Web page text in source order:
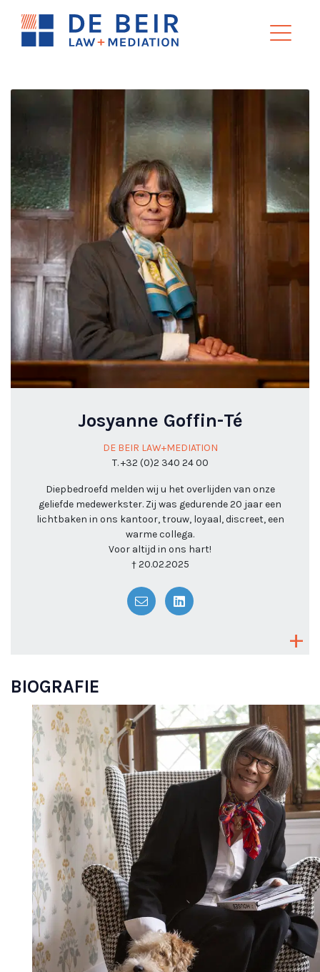
Josyanne Goffin-Té
DE BEIR LAW+MEDIATION
T. +32 (0)2 340 24 00
Diepbedroefd melden wij u het overlijden van onze
geliefde medewerkster. Zij was gedurende 20 jaar een
lichtbaken in ons kantoor, trouw, loyaal, discreet, een
warme collega.
Voor altijd in ons hart!
† 20.02.2025
BIOGRAFIE